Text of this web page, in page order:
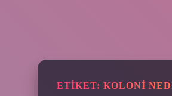
ETIKET: KOLONI